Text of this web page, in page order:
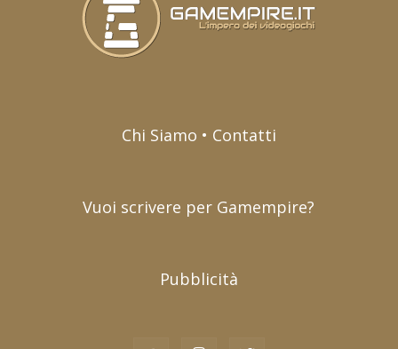
Chi Siamo • Contatti
Vuoi scrivere per Gamempire?
Pubblicità